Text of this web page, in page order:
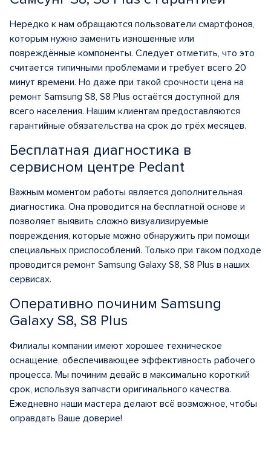
Нередко к нам обращаются пользователи смартфонов,
которым нужно заменить изношенные или
повреждённые компоненты. Следует отметить, что это
считается типичными проблемами и требует всего 20
минут времени. Но даже при такой срочности цена на
ремонт Samsung S8, S8 Plus остаётся доступной для
всего населения. Нашим клиентам предоставляются
гарантийные обязательства на срок до трёх месяцев.
Бесплатная диагностика в
сервисном центре Pedant
Важным моментом работы является дополнительная
диагностика. Она проводится на бесплатной основе и
позволяет выявить сложно визуализируемые
повреждения, которые можно обнаружить при помощи
специальных приспособлений. Только при таком подходе
проводится ремонт Samsung Galaxy S8, S8 Plus в наших
сервисах.
Оперативно починим Samsung
Galaxy S8, S8 Plus
Филиалы компании имеют хорошее техническое
оснащение, обеспечивающее эффективность рабочего
процесса. Мы починим девайс в максимально короткий
срок, используя запчасти оригинального качества.
Ежедневно наши мастера делают всё возможное, чтобы
оправдать Ваше доверие!